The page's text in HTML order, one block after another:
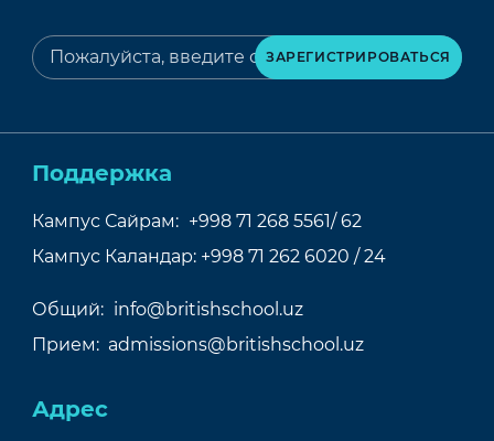
Поддержка
Кампус Сайрам: +998 71 268 5561/ 62
Кампус Каландар: +998 71 262 6020 / 24
Общий: info@britishschool.uz
Прием: admissions@britishschool.uz
Адрес